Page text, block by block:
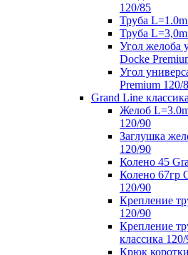
120/85
Труба
Труба
Угол желоба
Docke
Угол
Premium 120/
Grand Line
Желоб
120/90
Заглушка
120/90
Колено 45
Колено 67гр
120/90
Крепление
120/90
Крепление
классика
Крюк